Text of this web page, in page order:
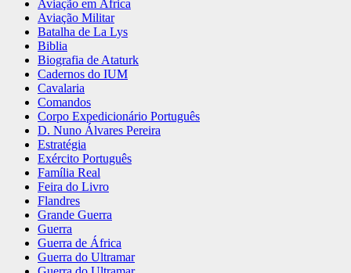
Aviação em África
Aviação Militar
Batalha de La Lys
Biblia
Biografia de Ataturk
Cadernos do IUM
Cavalaria
Comandos
Corpo Expedicionário Português
D. Nuno Álvares Pereira
Estratégia
Exército Português
Família Real
Feira do Livro
Flandres
Grande Guerra
Guerra
Guerra de África
Guerra do Ultramar